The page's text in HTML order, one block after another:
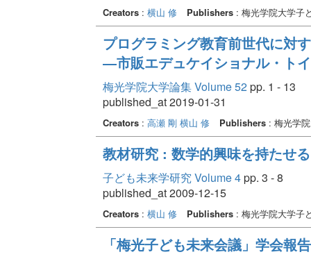
Creators: 横山 修 Publishers: 梅光学院大学子
プログラミング教育前世代に対
―市販エデュケイショナル・ト
梅光学院大学論集 Volume 52pp. 1 - 13
published_at 2019-01-31
Creators: 高瀬 剛 横山 修 Publishers: 梅光学
教材研究 : 数学的興味を持たせ
子ども未来学研究 Volume 4pp. 3 - 8
published_at 2009-12-15
Creators: 横山 修 Publishers: 梅光学院大学子
「梅光子ども未来会議」学会